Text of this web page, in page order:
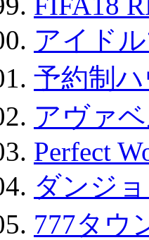
アイド
予約制
アヴァ
Perfect
ダンジ
777タウ